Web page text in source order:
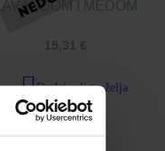
LAVANDOM I MEDOM
15,31 €
Dodaj u listu želja